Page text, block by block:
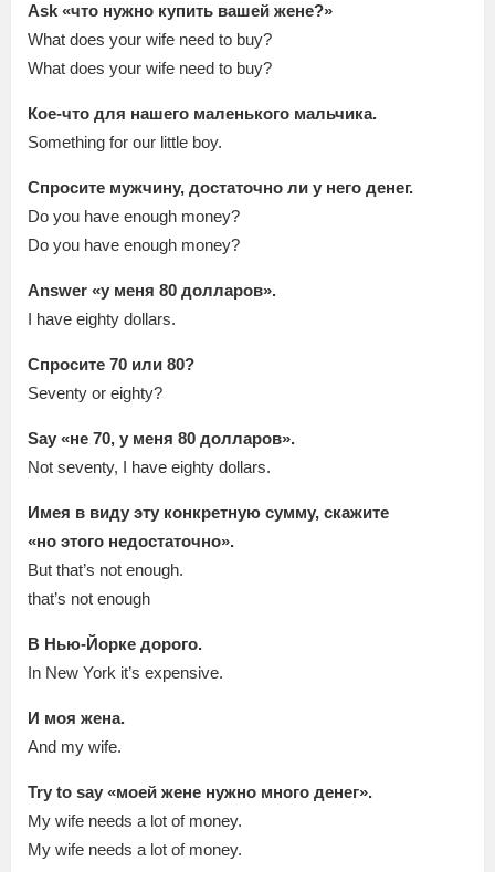
Ask «что нужно купить вашей жене?»
What does your wife need to buy?
What does your wife need to buy?
Кое-что для нашего маленького мальчика.
Something for our little boy.
Спросите мужчину, достаточно ли у него денег.
Do you have enough money?
Do you have enough money?
Answer «у меня 80 долларов».
I have eighty dollars.
Спросите 70 или 80?
Seventy or eighty?
Say «не 70, у меня 80 долларов».
Not seventy, I have eighty dollars.
Имея в виду эту конкретную сумму, скажите
«но этого недостаточно».
But that’s not enough.
that’s not enough
В Нью-Йорке дорого.
In New York it’s expensive.
И моя жена.
And my wife.
Try to say «моей жене нужно много денег».
My wife needs a lot of money.
My wife needs a lot of money.